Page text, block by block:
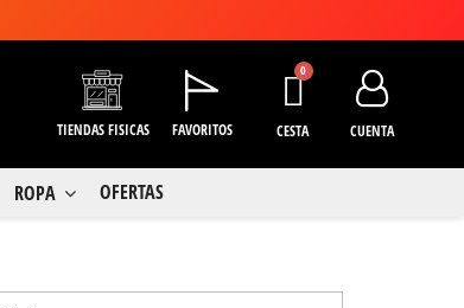
TIENDAS FISICAS FAVORITOS CESTA CUENTA
ROPA OFERTAS